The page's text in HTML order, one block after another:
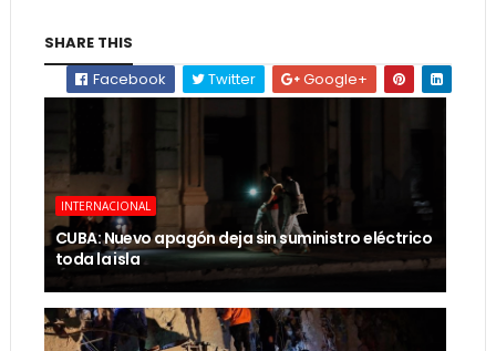
SHARE THIS
Facebook
Twitter Google+
INTERNACIONAL
CUBA: Nuevo apagón deja sin suministro eléctrico
toda la isla